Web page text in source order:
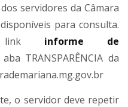
servidores da Câmara
para consulta.
link informe de
TRANSPARÊNCIA da
o servidor deve repetir